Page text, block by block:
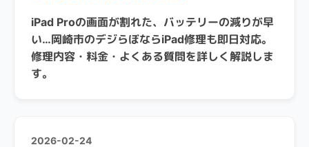
iPad Proの画面が割れた、バッテリーの減りが早
い…岡崎市のデジらぼならiPad修理も即日対応。
修理内容・料金・よくある質問を詳しく解説しま
す。
2026-02-24